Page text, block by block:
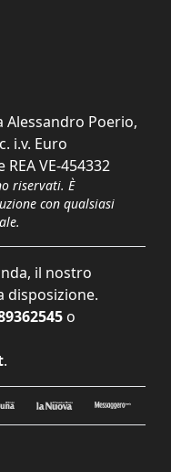
Alessandro Poerio,
i.v. Euro
REA VE-454332
riservati. È
con qualsiasi
il nostro
disposizione.
o
.